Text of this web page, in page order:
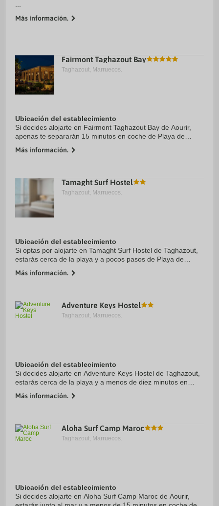
Más información.
Fairmont Taghazout Bay
Taghazout, Marruecos.
Ubicación del establecimiento
Si decides alojarte en Fairmont Taghazout Bay de Aourir,
apenas te separarán 15 minutos en coche de Playa de
de playa se encuentra a 15 km de ...
Más información.
Tamaght Surf Hostel
Taghazout, Marruecos.
Ubicación del establecimiento
Si optas por alojarte en Tamaght Surf Hostel de Taghazout,
estarás cerca de la playa y a pocos pasos de Playa de
19,7 km de Puerto deportivo de ...
Más información.
Adventure Keys Hostel
Taghazout, Marruecos.
Ubicación del establecimiento
Si decides alojarte en Adventure Keys Hostel de Taghazout,
estarás cerca de la playa y a menos de diez minutos en
Además, este albergue se encuentra a ...
Más información.
Aloha Surf Camp Maroc
Taghazout, Marruecos.
Ubicación del establecimiento
Si decides alojarte en Aloha Surf Camp Maroc de Aourir,